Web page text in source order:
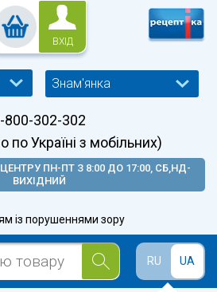
ВХІД
Знам'янка
800-302-302
по Україні з мобільних)
ПН-ПТ З 8:00 ДО 17:00, СБ,НД-
ВИХІДНИЙ
із порушеннями зору
RU UA